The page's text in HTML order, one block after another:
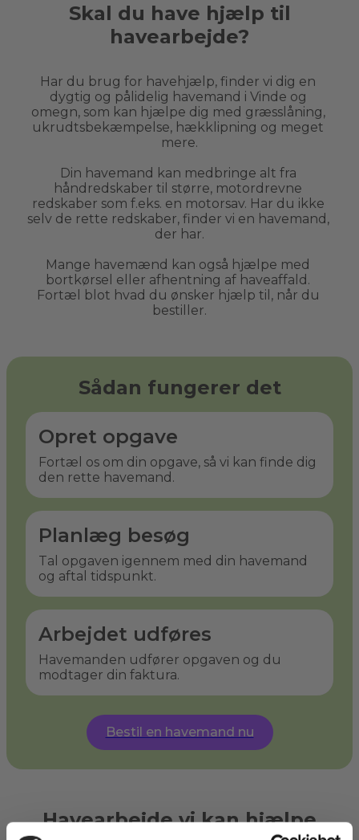
Skal du have hjælp til
havearbejde?
Har du brug for havehjælp, finder vi dig en
dygtig og pålidelig havemand i Vinde og
omegn, som kan hjælpe dig med græsslåning,
ukrudtsbekæmpelse, hækklipning og meget
mere.
Din havemand kan medbringe alt fra
håndredskaber til større, motordrevne
redskaber som f.eks. en motorsav. Har du ikke
selv de rette redskaber, finder vi en havemand,
der har.
Mange havemænd kan også hjælpe med
bortkørsel eller afhentning af haveaffald.
Fortæl blot hvad du ønsker hjælp til, når du
bestiller.
Sådan fungerer det
Opret opgave
Fortæl os om din opgave, så vi kan finde dig
den rette havemand.
Planlæg besøg
Tal opgaven igennem med din havemand
og aftal tidspunkt.
Arbejdet udføres
Havemanden udfører opgaven og du
modtager din faktura.
Bestil en havemand nu
Havearbejde vi kan hjælpe